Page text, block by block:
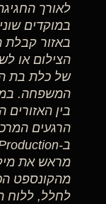
לאורך
במוקדים
באזור קבלת
הצילום או
של כלת בת
המשפחה.
בין האזורים
הרגעים
מראש את
מהקונספט
לחלל, ללוח